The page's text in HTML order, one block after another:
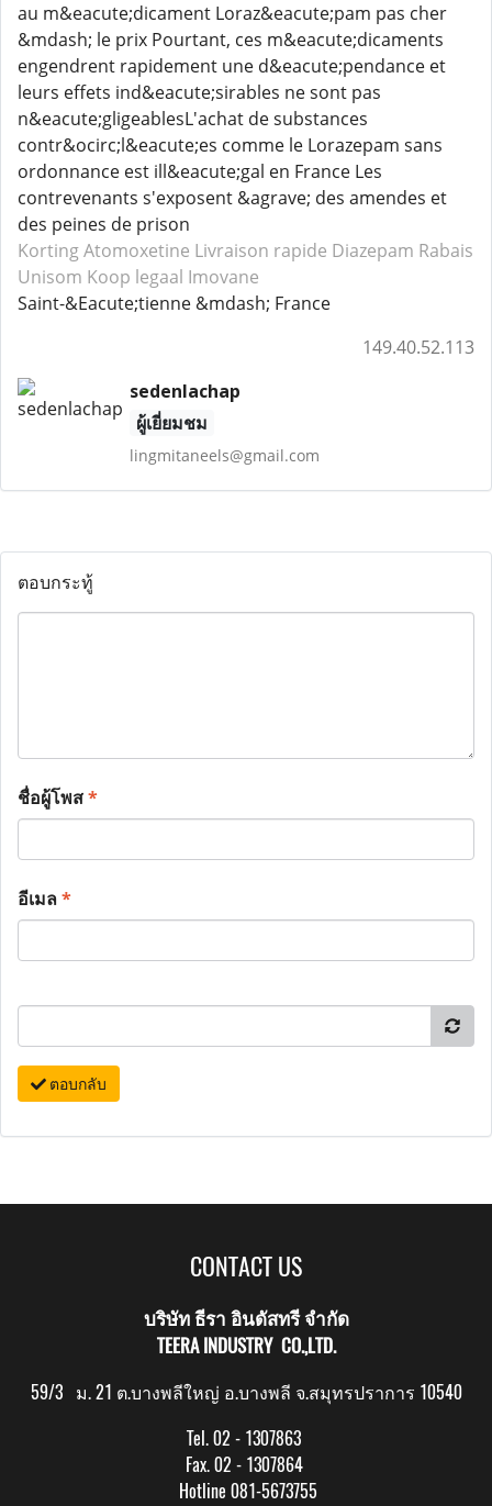
au m&eacute;dicament Loraz&eacute;pam pas cher
&mdash; le prix Pourtant, ces m&eacute;dicaments
engendrent rapidement une d&eacute;pendance et
leurs effets ind&eacute;sirables ne sont pas
n&eacute;gligeablesL'achat de substances
contr&ocirc;l&eacute;es comme le Lorazepam sans
ordonnance est ill&eacute;gal en France Les
contrevenants s'exposent &agrave; des amendes et
des peines de prison
Korting Atomoxetine Livraison rapide Diazepam Rabais
Unisom Koop legaal Imovane
Saint-&Eacute;tienne &mdash; France
149.40.52.113
sedenlachap
ผู้เยี่ยมชม
lingmitaneels@gmail.com
ตอบกระทู้
ชื่อผู้โพส*
อีเมล*
ตอบกลับ
CONTACT US
บริษัท ธีรา อินดัสทรี จำกัด
TEERA INDUSTRY CO.,LTD.
59/3 ม. 21 ต.บางพลีใหญ่ อ.บางพลี จ.สมุทรปราการ 10540
Tel. 02 - 1307863
Fax. 02 - 1307864
Hotline 081-5673755